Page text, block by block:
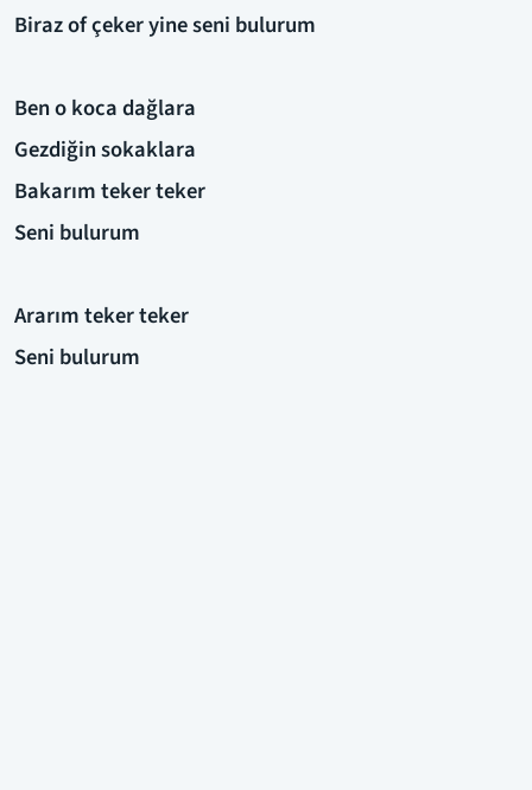
Biraz of çeker yine seni bulurum
Ben o koca dağlara
Gezdiğin sokaklara
Bakarım teker teker
Seni bulurum
Ararım teker teker
Seni bulurum